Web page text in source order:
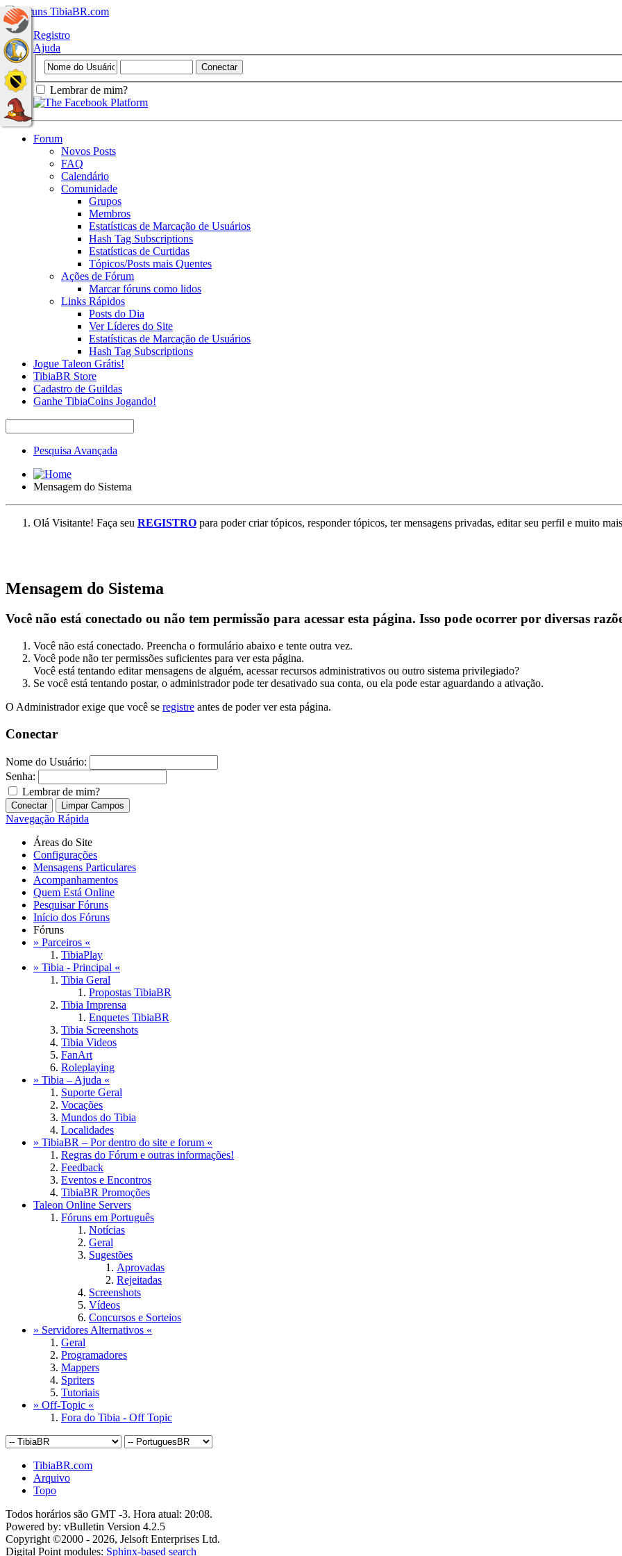
Registro
Ajuda
Lembrar de mim?
Forum
Novos Posts
FAQ
Calendário
Comunidade
Grupos
Membros
Estatísticas de Marcação de Usuários
Hash Tag Subscriptions
Estatísticas de Curtidas
Tópicos/Posts mais Quentes
Ações de Fórum
Marcar fóruns como lidos
Links Rápidos
Posts do Dia
Ver Líderes do Site
Estatísticas de Marcação de Usuários
Hash Tag Subscriptions
Jogue Taleon Grátis!
TibiaBR Store
Cadastro de Guildas
Ganhe TibiaCoins Jogando!
Pesquisa Avançada
Mensagem do Sistema
Olá Visitante! Faça seu REGISTRO para poder criar tópicos, responder tópicos, ter mensagens privadas, editar seu perfil e muito
Mensagem do Sistema
Você não está conectado ou não tem permissão para acessar esta página. Isso pode ocorrer por diversas
Você não está conectado. Preencha o formulário abaixo e tente outra vez.
Você pode não ter permissões suficientes para ver esta página.
Você está tentando editar mensagens de alguém, acessar recursos administrativos ou outro sistema privilegiado?
Se você está tentando postar, o administrador pode ter desativado sua conta, ou ela pode estar aguardando a ativação.
O Administrador exige que você se registre antes de poder ver esta página.
Conectar
Nome do Usuário:
Senha:
Lembrar de mim?
Navegação Rápida
Áreas do Site
Configurações
Mensagens Particulares
Acompanhamentos
Quem Está Online
Pesquisar Fóruns
Início dos Fóruns
Fóruns
» Parceiros «
TibiaPlay
» Tibia - Principal «
Tibia Geral
Propostas TibiaBR
Tibia Imprensa
Enquetes TibiaBR
Tibia Screenshots
Tibia Videos
FanArt
Roleplaying
» Tibia – Ajuda «
Suporte Geral
Vocações
Mundos do Tibia
Localidades
» TibiaBR – Por dentro do site e forum «
Regras do Fórum e outras informações!
Feedback
Eventos e Encontros
TibiaBR Promoções
Taleon Online Servers
Fóruns em Português
Notícias
Geral
Sugestões
Aprovadas
Rejeitadas
Screenshots
Vídeos
Concursos e Sorteios
» Servidores Alternativos «
Geral
Programadores
Mappers
Spriters
Tutoriais
» Off-Topic «
Fora do Tibia - Off Topic
TibiaBR.com
Arquivo
Topo
Todos horários são GMT -3. Hora atual: 20:08.
Powered by: vBulletin Version 4.2.5
Copyright ©2000 - 2026, Jelsoft Enterprises Ltd.
Digital Point modules: Sphinx-based search